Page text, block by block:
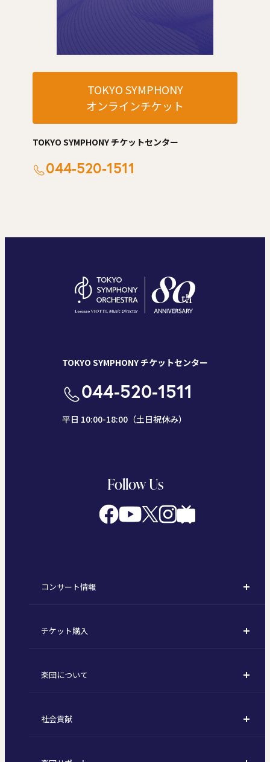
TOKYO SYMPHONY
オンラインチケット
TOKYO SYMPHONY チケットセンター
044-520-1511
TOKYO SYMPHONY チケットセンター
044-520-1511
平日 10:00-18:00（土日祝休み）
Follow Us
コンサート情報
定期演奏会
東京オペラシティシリーズ
特別演奏会など
チケット購入
定期会員券 / セット券
1回券
楽団について
東京交響楽団とは
社会貢献